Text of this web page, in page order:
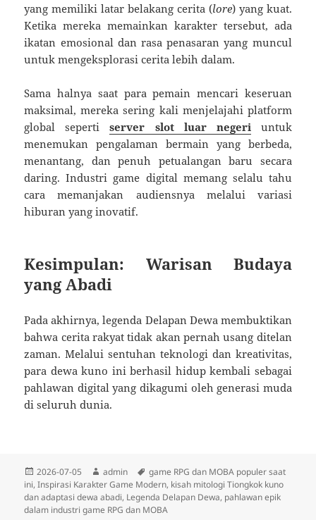
yang memiliki latar belakang cerita (lore) yang kuat.
Ketika mereka memainkan karakter tersebut, ada
ikatan emosional dan rasa penasaran yang muncul
untuk mengeksplorasi cerita lebih dalam.
Sama halnya saat para pemain mencari keseruan
maksimal, mereka sering kali menjelajahi platform
global sepertiserver slot luar negeri untuk
menemukan pengalaman bermain yang berbeda,
menantang, dan penuh petualangan baru secara
daring. Industri game digital memang selalu tahu
cara memanjakan audiensnya melalui variasi
hiburan yang inovatif.
Kesimpulan: Warisan Budaya
yang Abadi
Pada akhirnya, legenda Delapan Dewa membuktikan
bahwa cerita rakyat tidak akan pernah usang ditelan
zaman. Melalui sentuhan teknologi dan kreativitas,
para dewa kuno ini berhasil hidup kembali sebagai
pahlawan digital yang dikagumi oleh generasi muda
di seluruh dunia.
Diposkan
pada
2026-07-05 Penulis
admin Tag
game RPG dan MOBA populer saat
ini,Inspirasi Karakter Game Modern, kisah mitologi Tiongkok kuno
dan adaptasi dewa abadi, Legenda Delapan Dewa, pahlawan epik
dalam industri game RPG dan MOBA